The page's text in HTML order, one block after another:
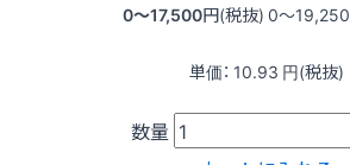
0〜17,500円(税抜) 0〜19,250
単価： 10.93 円(税抜)
数量